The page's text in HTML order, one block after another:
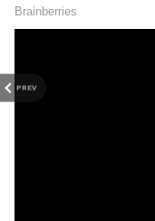
PREV
தருண் பதக்,
தேவையை